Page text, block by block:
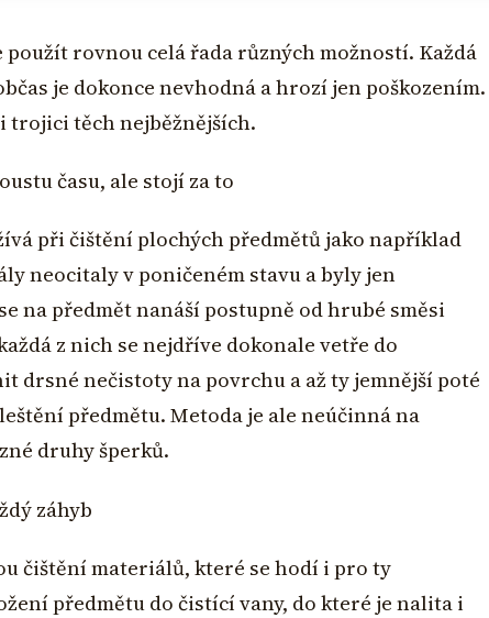
rovnou celá řada různých možností. Každá
je dokonce nevhodná a hrozí jen poškozením.
trojici těch nejběžnějších.
času, ale stojí za to
při čištění plochých předmětů jako například
neocitaly v poničeném stavu a byly jen
na předmět nanáší postupně od hrubé směsi
z nich se nejdříve dokonale vetře do
drsné nečistoty na povrchu a až ty jemnější poté
předmětu. Metoda je ale neúčinná na
druhy šperků.
záhyb
čištění materiálů, které se hodí i pro ty
předmětu do čistící vany, do které je nalita i